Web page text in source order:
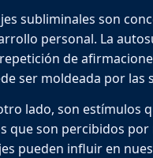
subliminales son
personal. La
de
ser moldeada por
lado, son estímulos
que son percibidos
pueden influir en